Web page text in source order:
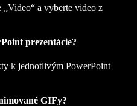
a vyberte video z
prezentácie?
k jednotlivým PowerPoint
GIFy?